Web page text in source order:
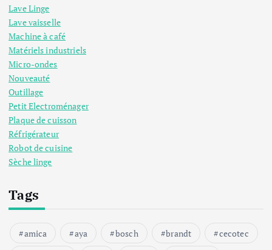
Lave Linge
Lave vaisselle
Machine à café
Matériels industriels
Micro-ondes
Nouveauté
Outillage
Petit Electroménager
Plaque de cuisson
Réfrigérateur
Robot de cuisine
Sèche linge
Tags
amica aya bosch brandt
cecotec